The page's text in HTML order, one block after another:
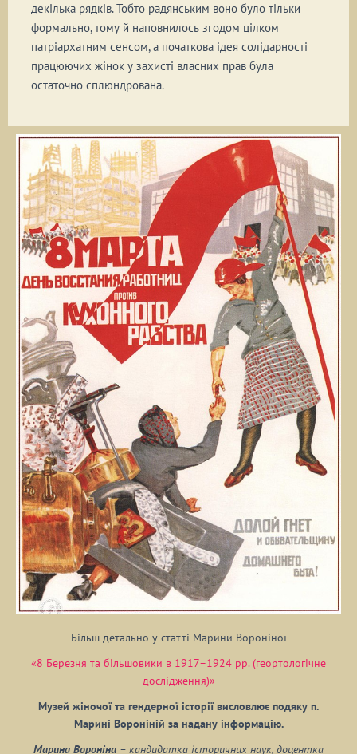
Більш детально у статті Марини Вороніної
«8 Березня та більшовики в 1917–1924 рр. (геортологічне
дослідження)»
Музей жіночої та гендерної історії висловлює подяку п.
Марині Вороніній за надану інформацію.
Марина Вороніна – кандидатка історичних наук, доцентка
декілька рядків. Тобто радянським воно було тільки
формально, тому й наповнилось згодом цілком
патріархатним сенсом, а початкова ідея солідарності
працюючих жінок у захисті власних прав була
остаточно сплюндрована.